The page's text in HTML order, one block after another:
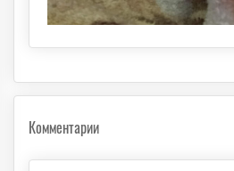
Комментарии